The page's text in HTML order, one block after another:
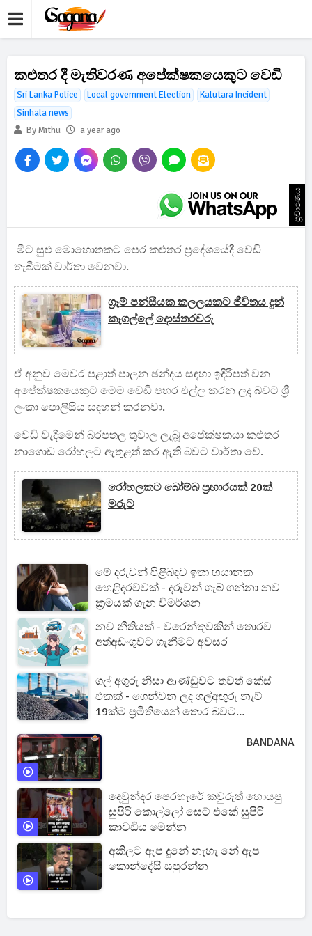
කළුතර දී මැතිවරණ අපේක්ෂකයෙකුට වෙඩි
Sri Lanka Police Local government Election
Kalutara Incident
Sinhala news
By Mithu
a year ago
ප්‍රචාරණය
මීට සුළු මොහොතකට පෙර කළුතර ප්‍රදේශයේදී වෙඩි
තැබීමක් වාර්තා වෙනවා.
ග්‍රෑම් පන්සීයක කලලයකට ජීවිතය දුන්
කෑගල්ලේ දොස්තරවරු
ඒ අනුව මෙවර පළාත් පාලන ඡන්දය සඳහා ඉදිරිපත් වන
අපේක්ෂකයෙකුට මෙම වෙඩි පහර එල්ල කරන ලද බවට ශ්‍රී
ලංකා පොලිසිය සඳහන් කරනවා.
වෙඩි වැදීමෙන් බරපතල තුවාල ලැබූ අපේක්ෂකයා කළුතර
නාගොඩ රෝහලට ඇතුළත් කර ඇති බවට වාර්තා වේ.
රෝහලකට බෝම්බ ප්‍රහාරයක් 20ක්
මරුට
මේ දරුවන් පිළිබඳව ඉතා භයානක
හෙළිදරව්වක් - දරුවන් ගැබ් ගන්නා නව
ක්‍රමයක් ගැන විමර්ශන
නව නීතියක් - වරෙන්තුවකින් තොරව
අත්අඩංගුවට ගැනීමට අවසර
ගල් අගුරු නිසා ආණ්ඩුවට තවත් කේස්
එකක් - ගෙන්වන ලද ගල්අඟුරු නැව්
19ක්ම ප්‍රමිතියෙන් තොර බවට
BANDANA
දෙවුන්දර පෙරහැරේ කවුරුත් හොයපු
සුපිරි කොල්ලෝ සෙට් එකේ සුපිරි
කාවඩිය මෙන්න
අකිලට ඇප දුනේ නැහැ නේ ඇප
කොන්දේසි සපුරන්න